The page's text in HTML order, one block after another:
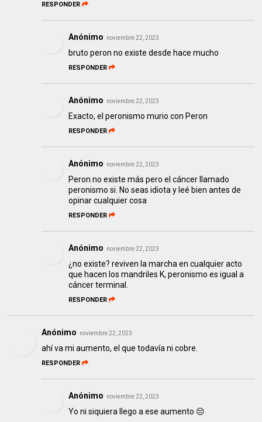
RESPONDER
Anónimo noviembre 22, 2023
bruto peron no existe desde hace mucho
RESPONDER
Anónimo noviembre 22, 2023
Exacto, el peronismo murio con Peron
RESPONDER
Anónimo noviembre 22, 2023
Peron no existe más pero el cáncer llamado
peronismo si. No seas idiota y leé bien antes de
opinar cualquier cosa
RESPONDER
Anónimo noviembre 22, 2023
¿no existe? reviven la marcha en cualquier acto
que hacen los mandriles K, peronismo es igual a
cáncer terminal.
RESPONDER
Anónimo noviembre 22, 2023
ahí va mi aumento, el que todavía ni cobre.
RESPONDER
Anónimo noviembre 22, 2023
Yo ni siquiera llego a ese aumento 😔